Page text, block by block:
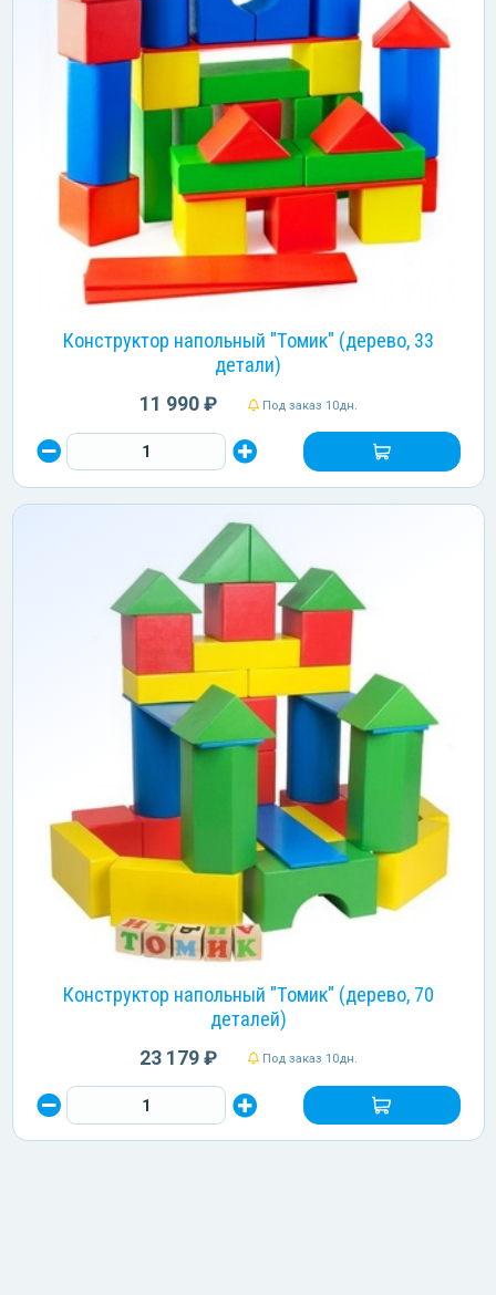
Конструктор напольный "Томик" (дерево, 33
детали)
11 990 ₽ Под заказ 10дн.
Конструктор напольный "Томик" (дерево, 70
деталей)
23 179 ₽ Под заказ 10дн.